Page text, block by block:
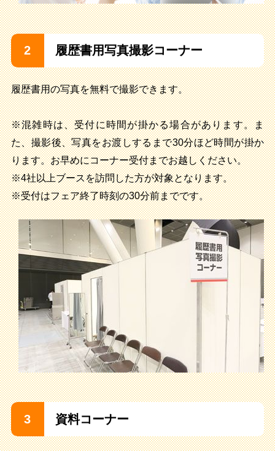
2 履歴書用写真撮影コーナー
履歴書用の写真を無料で撮影できます。
※混雑時は、受付に時間が掛かる場合があります。ま
た、撮影後、写真をお渡しするまで30分ほど時間が掛か
ります。お早めにコーナー受付までお越しください。
※4社以上ブースを訪問した方が対象となります。
※受付はフェア終了時刻の30分前までです。
3 資料コーナー